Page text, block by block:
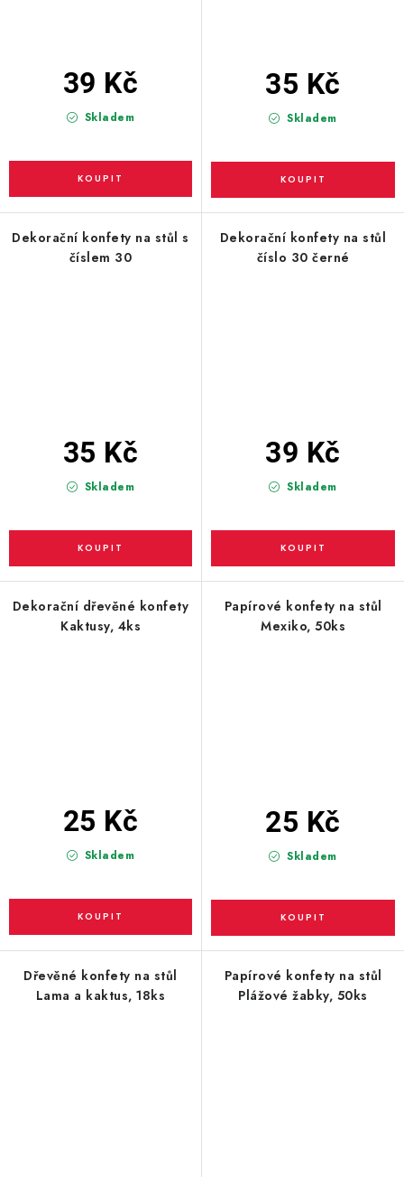
Skladem
39 Kč
Skladem
35 Kč
Dekorační konfety na stůl s
číslem 30
Skladem
35 Kč
Dekorační konfety na stůl
číslo 30 černé
Skladem
39 Kč
Dekorační dřevěné konfety
Kaktusy, 4ks
Skladem
25 Kč
Papírové konfety na stůl
Mexiko, 50ks
Skladem
25 Kč
Dřevěné konfety na stůl
Lama a kaktus, 18ks
Papírové konfety na stůl
Plážové žabky, 50ks